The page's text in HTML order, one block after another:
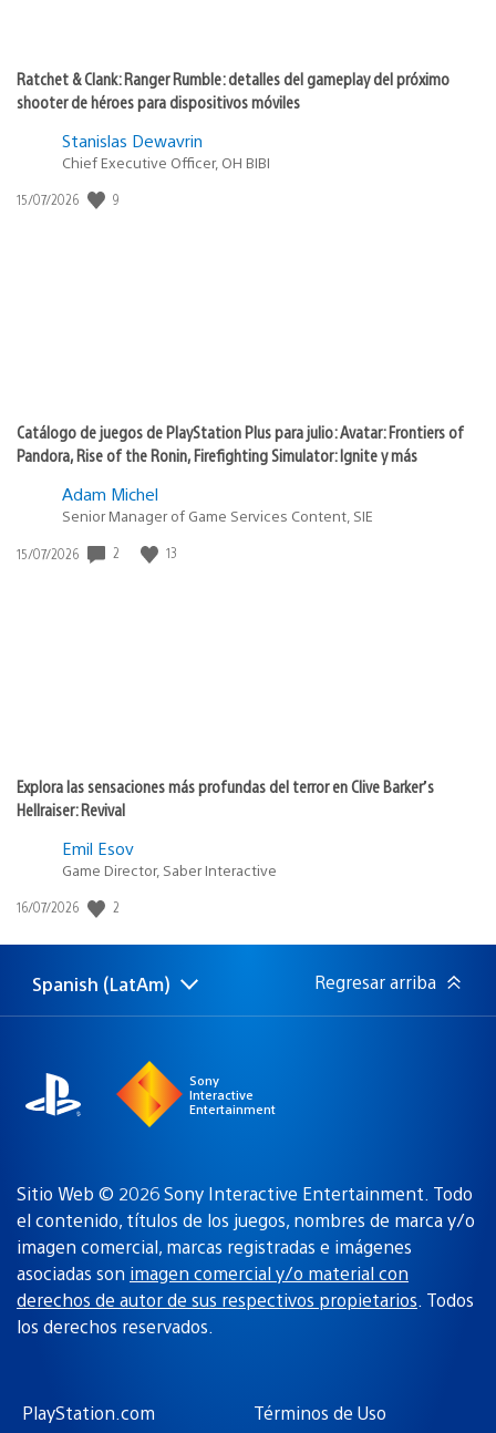
Ratchet & Clank: Ranger Rumble: detalles del gameplay del próximo
shooter de héroes para dispositivos móviles
Stanislas Dewavrin
Chief Executive Officer, OH BIBI
Fecha
15/07/2026 9
Catálogo de juegos de PlayStation Plus para julio: Avatar: Frontiers of
Pandora, Rise of the Ronin, Firefighting Simulator: Ignite y más
Adam Michel
Senior Manager of Game Services Content, SIE
Fecha
15/07/2026 2 13
Explora las sensaciones más profundas del terror en Clive Barker’s
Hellraiser: Revival
Emil Esov
Game Director, Saber Interactive
Fecha
publicación:
16/07/2026 2
Elige
una
Región
actual:
Spanish (LatAm) Regresar arriba
Sony
Interactive
Entertainment
Sitio Web © 2026 Sony Interactive Entertainment. Todo
el contenido, títulos de los juegos, nombres de marca y/o
imagen comercial, marcas registradas e imágenes
asociadas son imagen comercial y/o material con
derechos de autor de sus respectivos propietarios. Todos
los derechos reservados.
PlayStation.com Términos de Uso